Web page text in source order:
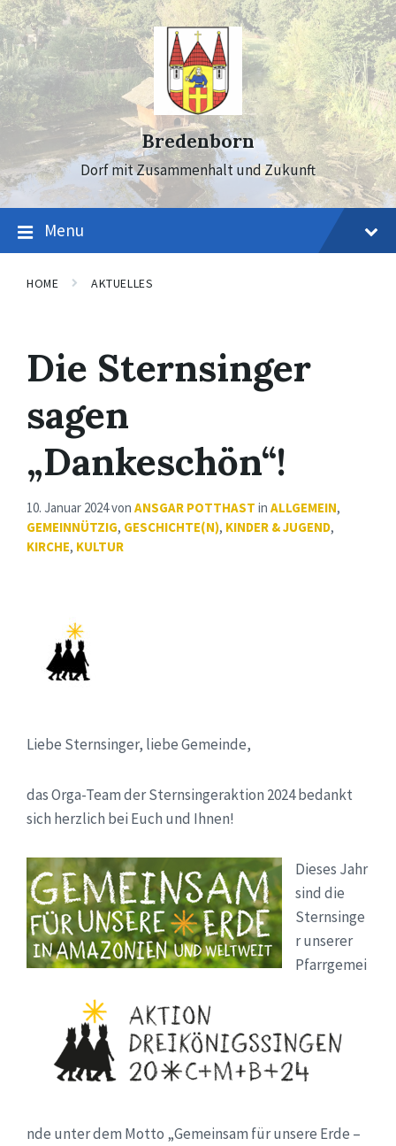
Skip
to
content
Skip
to
main
navigation
Skip
to
footer
Bredenborn
Dorf mit Zusammenhalt und Zukunft
Menu
HOME AKTUELLES
Die Sternsinger
sagen
„Dankeschön“!
10. Januar 2024von ANSGAR POTTHAST in ALLGEMEIN,
GEMEINNÜTZIG, GESCHICHTE(N), KINDER & JUGEND,
KIRCHE, KULTUR
Liebe Sternsinger, liebe Gemeinde,
das Orga-Team der Sternsingeraktion 2024 bedankt
sich herzlich bei Euch und Ihnen!
Dieses Jahr
sind die
Sternsinge
r unserer
Pfarrgemei
nde unter dem Motto „Gemeinsam für unsere Erde –